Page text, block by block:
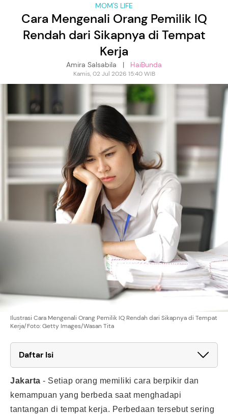
MOM'S LIFE
Cara Mengenali Orang Pemilik IQ
Rendah dari Sikapnya di Tempat
Kerja
Amira Salsabila | HaiBunda
Kamis, 02 Jul 2026 15:40 WIB
Ilustrasi Cara Mengenali Orang Pemilik IQ Rendah dari Sikapnya di Tempat
Kerja/Foto: Getty Images/Wasan Tita
Daftar Isi
Jakarta - Setiap orang memiliki cara berpikir dan
kemampuan yang berbeda saat menghadapi
tantangan di tempat kerja. Perbedaan tersebut sering